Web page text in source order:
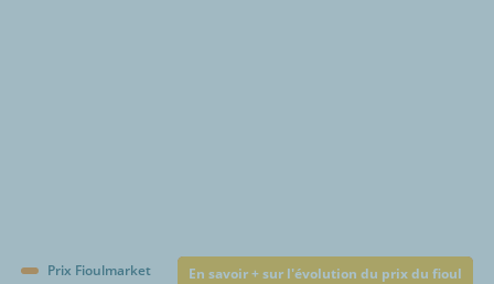
Prix Fioulmarket En savoir + sur l'évolution du prix du fioul